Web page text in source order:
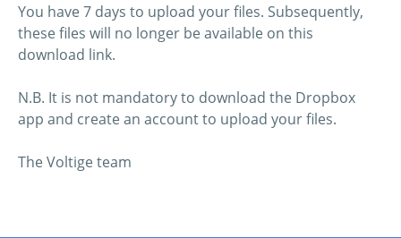
You have 7 days to upload your files. Subsequently,
these files will no longer be available on this
download link.
N.B. It is not mandatory to download the Dropbox
app and create an account to upload your files.
The Voltige team